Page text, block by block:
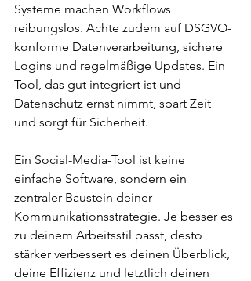
Systeme machen Workflows
reibungslos. Achte zudem auf DSGVO-
konforme Datenverarbeitung, sichere
Logins und regelmäßige Updates. Ein
Tool, das gut integriert ist und
Datenschutz ernst nimmt, spart Zeit
und sorgt für Sicherheit.
Ein Social-Media-Tool ist keine
einfache Software, sondern ein
zentraler Baustein deiner
Kommunikationsstrategie. Je besser es
zu deinem Arbeitsstil passt, desto
stärker verbessert es deinen Überblick,
deine Effizienz und letztlich deinen